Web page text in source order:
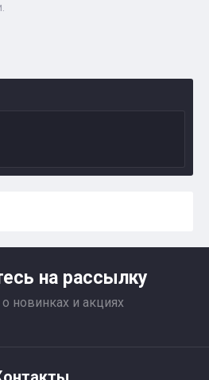
на рассылку
о новинках и акциях